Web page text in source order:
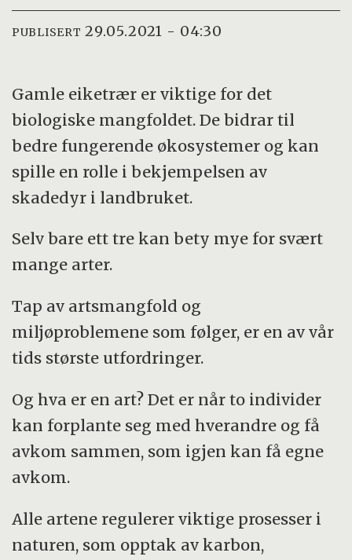
PUBLISERT 29.05.2021 - 04:30
Gamle eiketrær er viktige for det
biologiske mangfoldet. De bidrar til
bedre fungerende økosystemer og kan
spille en rolle i bekjempelsen av
skadedyr i landbruket.
Selv bare ett tre kan bety mye for svært
mange arter.
Tap av artsmangfold og
miljøproblemene som følger, er en av vår
tids største utfordringer.
Og hva er en art? Det er når to individer
kan forplante seg med hverandre og få
avkom sammen, som igjen kan få egne
avkom.
Alle artene regulerer viktige prosesser i
naturen, som opptak av karbon,